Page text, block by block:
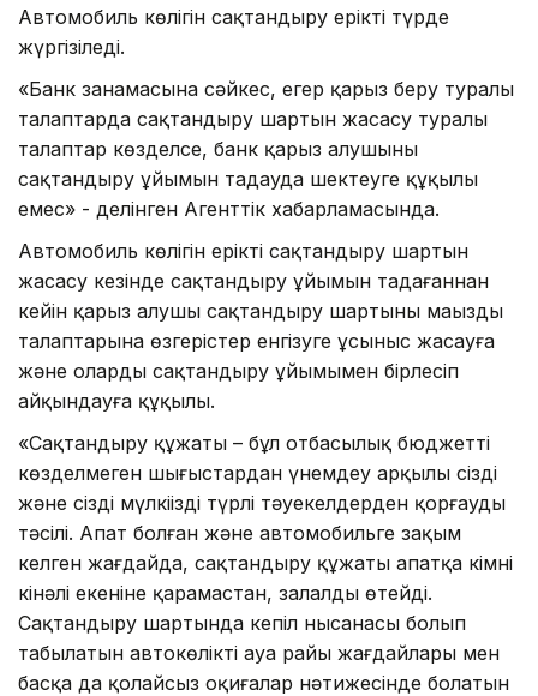
Автомобиль көлігін сақтандыру ерікті түрде
жүргізіледі.
«Банк заңнамасына сәйкес, егер қарыз беру туралы
талаптарда сақтандыру шартын жасасу туралы
талаптар көзделсе, банк қарыз алушыны
сақтандыру ұйымын таңдауда шектеуге құқылы
емес» - делінген Агенттік хабарламасында.
Автомобиль көлігін ерікті сақтандыру шартын
жасасу кезінде сақтандыру ұйымын таңдағаннан
кейін қарыз алушы сақтандыру шартының маңызды
талаптарына өзгерістер енгізуге ұсыныс жасауға
және оларды сақтандыру ұйымымен бірлесіп
айқындауға құқылы.
«Сақтандыру құжаты – бұл отбасылық бюджетті
көзделмеген шығыстардан үнемдеу арқылы сізді
және сіздің мүлкіңізді түрлі тәуекелдерден қорғаудың
тәсілі. Апат болған және автомобильге зақым
келген жағдайда, сақтандыру құжаты апатқа кімнің
кінәлі екеніне қарамастан, залалды өтейді.
Сақтандыру шартында кепіл нысанасы болып
табылатын автокөлікті ауа райы жағдайлары мен
басқа да қолайсыз оқиғалар нәтижесінде болатын